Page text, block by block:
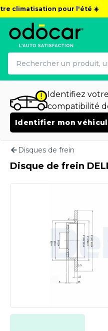
climatisation pour l'été ☀️
Identifiez
compatibilité
Identifier mon
Disques de frein
Disque de frein